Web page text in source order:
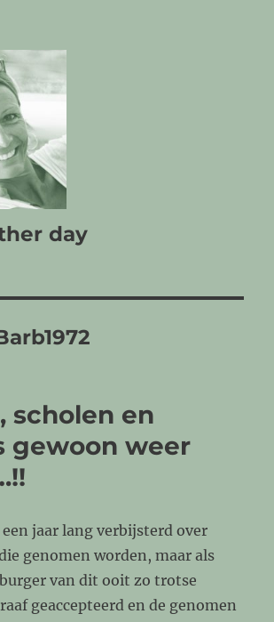
day
scholen en
gewoon weer
jaar lang verbijsterd over
genomen worden, maar als
van dit ooit zo trotse
geaccepteerd en de genomen